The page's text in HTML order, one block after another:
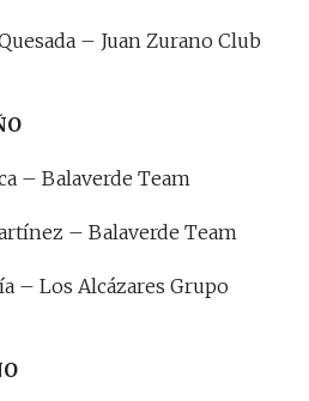
– Juan Zurano Club
– Balaverde Team
– Balaverde Team
– Los Alcázares Grupo